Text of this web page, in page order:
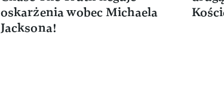
oskarżenia wobec Michaela
Jacksona!